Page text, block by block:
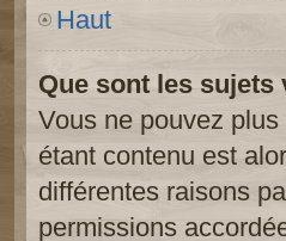
Haut
Que sont les sujets
Vous ne pouvez
étant contenu est
différentes raisons
permissions